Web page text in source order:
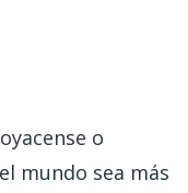
o
mundo sea más